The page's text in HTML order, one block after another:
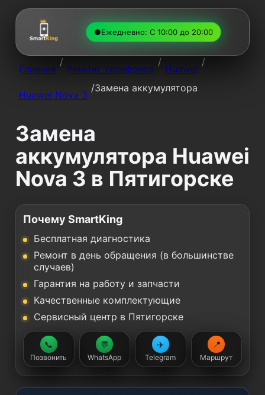
●Ежедневно: С 10:00 до 20:00
Главная
/
Ремонт телефонов
/
Huawei
/
Huawei Nova 3
/Замена аккумулятора
Замена
аккумулятора Huawei
Nova 3 в Пятигорске
Почему SmartKing
Бесплатная диагностика
Ремонт в день обращения (в большинстве
случаев)
Гарантия на работу и запчасти
Качественные комплектующие
Сервисный центр в Пятигорске
📞
Позвонить
💬
WhatsApp
✈️
Telegram
📍
Маршрут